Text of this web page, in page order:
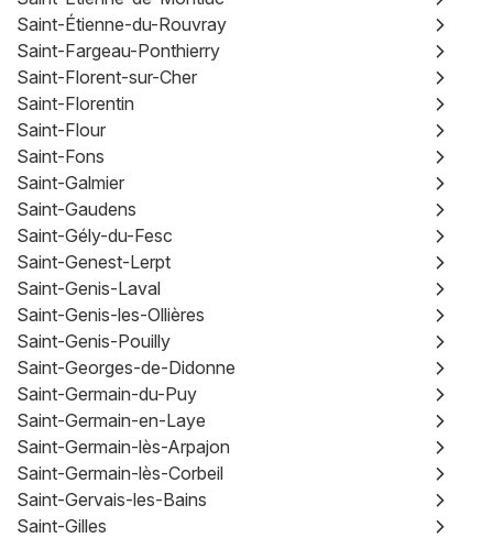
Saint-Étienne-du-Rouvray
Saint-Fargeau-Ponthierry
Saint-Florent-sur-Cher
Saint-Florentin
Saint-Flour
Saint-Fons
Saint-Galmier
Saint-Gaudens
Saint-Gély-du-Fesc
Saint-Genest-Lerpt
Saint-Genis-Laval
Saint-Genis-les-Ollières
Saint-Genis-Pouilly
Saint-Georges-de-Didonne
Saint-Germain-du-Puy
Saint-Germain-en-Laye
Saint-Germain-lès-Arpajon
Saint-Germain-lès-Corbeil
Saint-Gervais-les-Bains
Saint-Gilles